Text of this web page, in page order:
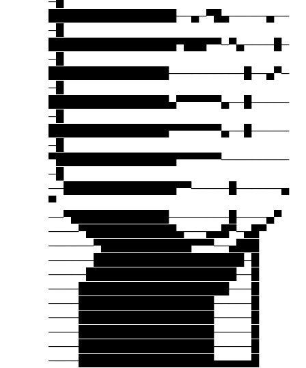
█████████████████──▄─▀█▄─────▄──
─█
█████████████████▀███▀▀─▀▄────█─
─█
████████████████──────────█──▄▀─
─█
████████████████▄▀▀▀▀▀▀▄──█─────
─█
████████████████▀▀▀▀▀▀▀▄──█─────
─█
▀████████████████▀▀▀▀▀▀─────────
─█
──███████████████▀▀─────█──────▄
▀
──▀█████████████────────█────▄▀
────▀████████████▄───▄▄█▀─▄█▀
──────▀████████████▀▀▀──▄███
──────████████████████████─█
─────████████████████████──█
────████████████████████───█
────██████████████████─────█
────██████████████████─────█
────██████████████████─────█
────██████████████████─────█
────██████████████████▄▄▄▄▄█